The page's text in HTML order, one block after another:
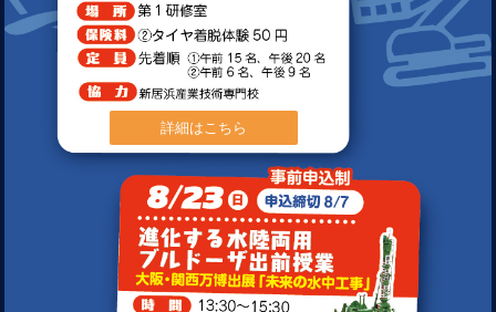
詳細はこちら